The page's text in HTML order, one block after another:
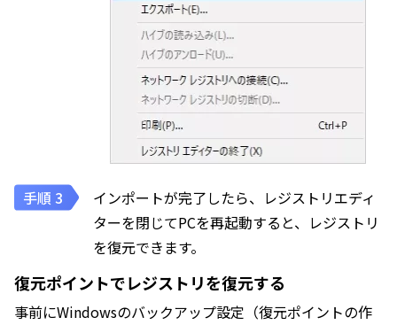
インポートが完了したら、レジストリエディ
ターを閉じてPCを再起動すると、レジストリ
を復元できます。
復元ポイントでレジストリを復元する
事前にWindowsのバックアップ設定（復元ポイントの作